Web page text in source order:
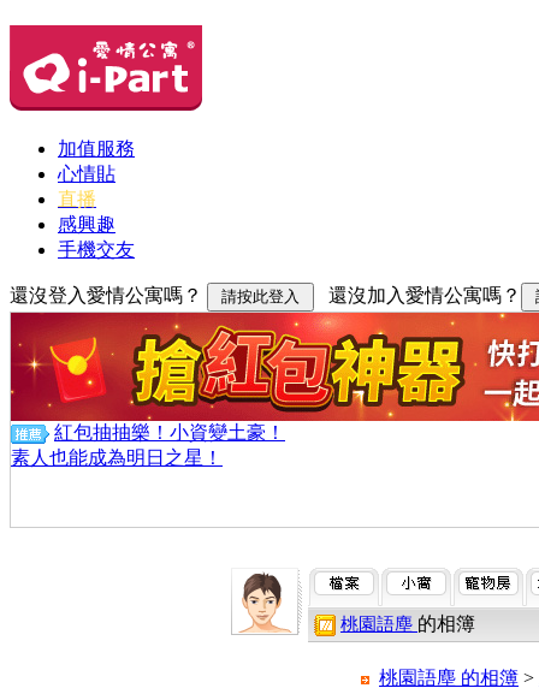
加值服務
心情貼
直播
感興趣
手機交友
還沒登入愛情公寓嗎？ 還沒加入愛情公寓嗎？
紅包抽抽樂！小資變土豪！
素人也能成為明日之星！
桃園語塵 的相簿
桃園語塵 的相簿 >